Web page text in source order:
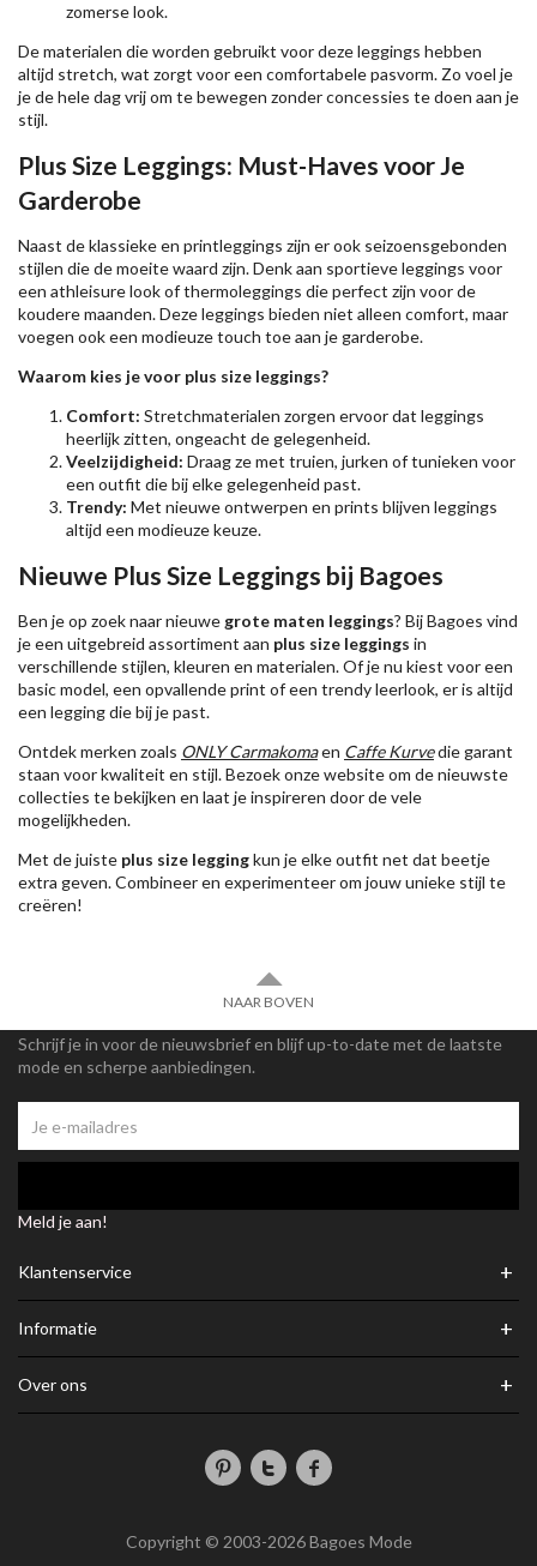
zomerse look.
De materialen die worden gebruikt voor deze leggings hebben
altijd stretch, wat zorgt voor een comfortabele pasvorm. Zo voel je
je de hele dag vrij om te bewegen zonder concessies te doen aan je
stijl.
Plus Size Leggings: Must-Haves voor Je
Garderobe
Naast de klassieke en printleggings zijn er ook seizoensgebonden
stijlen die de moeite waard zijn. Denk aan sportieve leggings voor
een athleisure look of thermoleggings die perfect zijn voor de
koudere maanden. Deze leggings bieden niet alleen comfort, maar
voegen ook een modieuze touch toe aan je garderobe.
Waarom kies je voor plus size leggings?
Comfort: Stretchmaterialen zorgen ervoor dat leggings
heerlijk zitten, ongeacht de gelegenheid.
Veelzijdigheid: Draag ze met truien, jurken of tunieken voor
een outfit die bij elke gelegenheid past.
Trendy: Met nieuwe ontwerpen en prints blijven leggings
altijd een modieuze keuze.
Nieuwe Plus Size Leggings bij Bagoes
Ben je op zoek naar nieuwe grote maten leggings? Bij Bagoes vind
je een uitgebreid assortiment aan plus size leggings in
verschillende stijlen, kleuren en materialen. Of je nu kiest voor een
basic model, een opvallende print of een trendy leerlook, er is altijd
een legging die bij je past.
Ontdek merken zoals ONLY Carmakomaen Caffe Kurvedie garant
staan voor kwaliteit en stijl. Bezoek onze website om de nieuwste
collecties te bekijken en laat je inspireren door de vele
mogelijkheden.
Met de juiste plus size leggingkun je elke outfit net dat beetje
extra geven. Combineer en experimenteer om jouw unieke stijl te
creëren!
NAAR BOVEN
Schrijf je in voor de nieuwsbrief en blijf up-to-date met de laatste
mode en scherpe aanbiedingen.
Meld je aan!
Klantenservice +
Informatie +
Over ons +
Copyright © 2003-2026 Bagoes Mode